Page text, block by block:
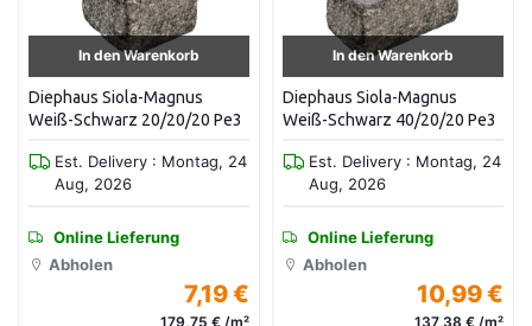
In den Warenkorb
Diephaus Siola-Magnus
Weiß-Schwarz 20/20/20 Pe3
Est. Delivery : Montag, 24
Aug, 2026
Online Lieferung
Abholen
7,19 €
179,75 € /m²
In den Warenkorb
Diephaus Siola-Magnus
Weiß-Schwarz 40/20/20 Pe3
Est. Delivery : Montag, 24
Aug, 2026
Online Lieferung
Abholen
10,99 €
137,38 € /m²